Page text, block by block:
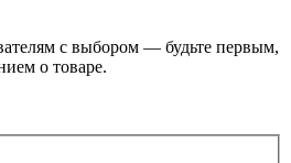
с выбором — будьте первым,
о товаре.